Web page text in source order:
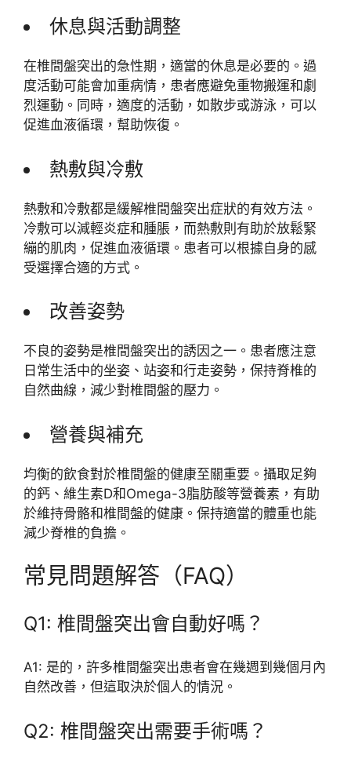
休息與活動調整
在椎間盤突出的急性期，適當的休息是必要的。過
度活動可能會加重病情，患者應避免重物搬運和劇
烈運動。同時，適度的活動，如散步或游泳，可以
促進血液循環，幫助恢復。
熱敷與冷敷
熱敷和冷敷都是緩解椎間盤突出症狀的有效方法。
冷敷可以減輕炎症和腫脹，而熱敷則有助於放鬆緊
繃的肌肉，促進血液循環。患者可以根據自身的感
受選擇合適的方式。
改善姿勢
不良的姿勢是椎間盤突出的誘因之一。患者應注意
日常生活中的坐姿、站姿和行走姿勢，保持脊椎的
自然曲線，減少對椎間盤的壓力。
營養與補充
均衡的飲食對於椎間盤的健康至關重要。攝取足夠
的鈣、維生素D和Omega-3脂肪酸等營養素，有助
於維持骨骼和椎間盤的健康。保持適當的體重也能
減少脊椎的負擔。
常見問題解答（FAQ）
Q1: 椎間盤突出會自動好嗎？
A1: 是的，許多椎間盤突出患者會在幾週到幾個月內
自然改善，但這取決於個人的情況。
Q2: 椎間盤突出需要手術嗎？